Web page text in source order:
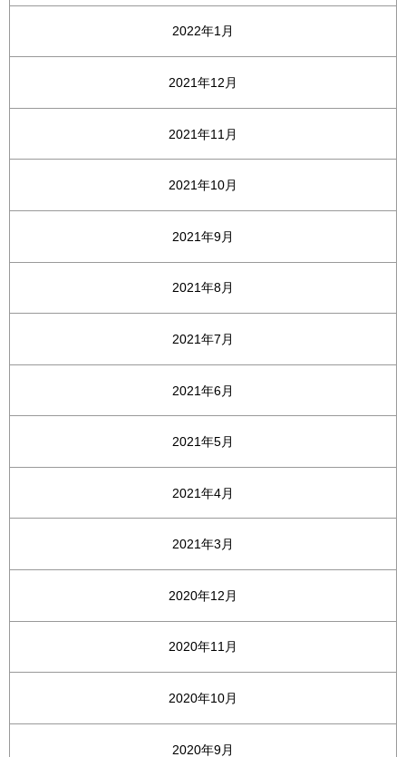
2022年1月
2021年12月
2021年11月
2021年10月
2021年9月
2021年8月
2021年7月
2021年6月
2021年5月
2021年4月
2021年3月
2020年12月
2020年11月
2020年10月
2020年9月